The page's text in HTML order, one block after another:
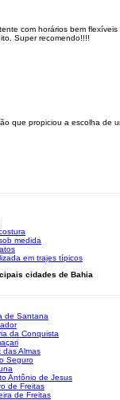
com horários bem
Super recomendo!!!!
que propiciou a escolha de
medida
em trajes típicos
cidades de Bahia
de Santana
da Conquista
das Almas
Seguro
Antônio de Jesus
de Freitas
de Freitas